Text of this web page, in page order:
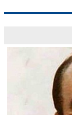
содержимому